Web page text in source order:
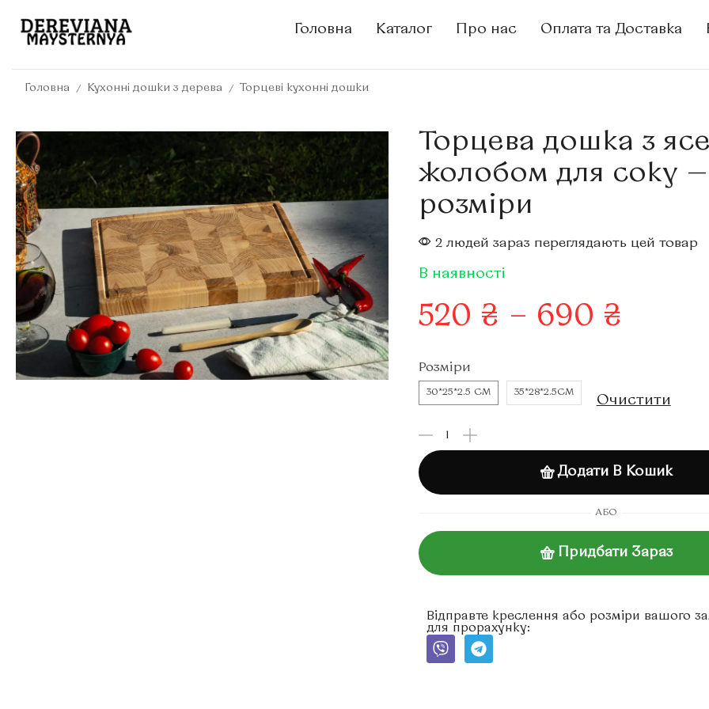
Головна Каталог Про нас Оплата та Доставка
Головна / Кухонні дошки з дерева / Торцеві кухонні дошки
Торцева дошка з
жолобом для соку
розміри
2 людей зараз переглядають цей товар
В наявності
520 ₴ – 690 ₴
Розміри
30*25*2.5 СМ 35*28*2.5СМ
Очистити
Додати В Кошик
АБО
Придбати Зараз
Відправте креслення або розміри вашого
для прорахунку: